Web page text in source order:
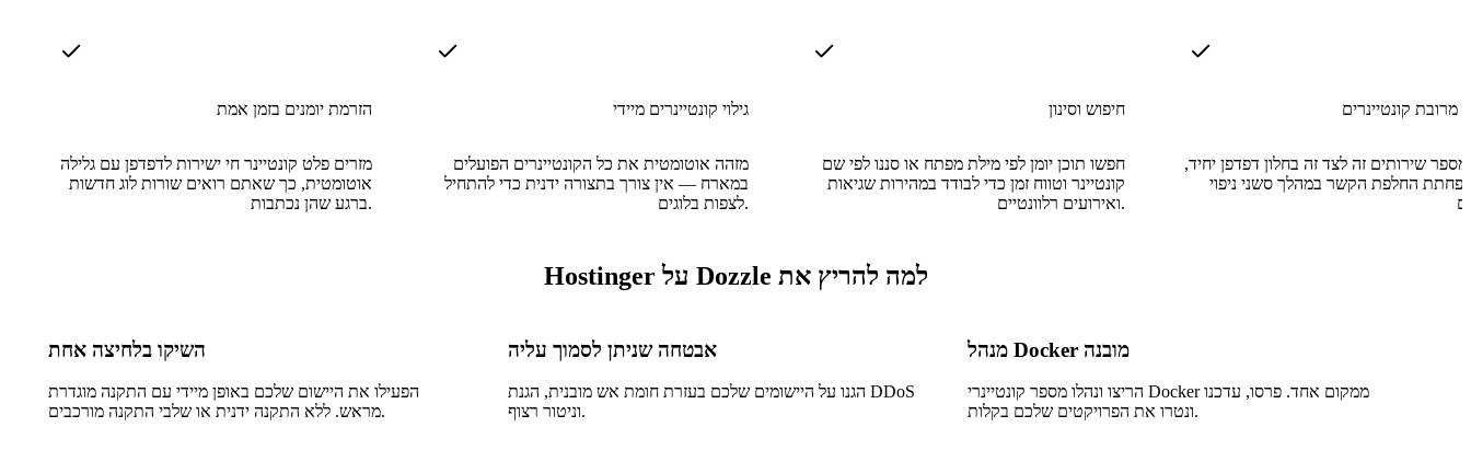
הזרמת יומנים בזמן אמת
מזרים פלט קונטיינר חי ישירות לדפדפן עם גלילה
אוטומטית, כך שאתם רואים שורות לוג חדשות
ברגע שהן נכתבות.
גילוי קונטיינרים מיידי
מזהה אוטומטית את כל הקונטיינרים הפועלים
במארח — אין צורך בתצורה ידנית כדי להתחיל
לצפות בלוגים.
חיפוש וסינון
חפשו תוכן יומן לפי מילת מפתח או סננו לפי שם
קונטיינר וטווח זמן כדי לבודד במהירות שגיאות
ואירועים רלוונטיים.
מרובת קונטיינרים
מספר שירותים זה לצד זה בחלון דפדפן יחיד,
החלפת הקשר במהלך סשני ניפוי
למה להריץ את Dozzle על Hostinger
השיקו בלחיצה אחת
הפעילו את היישום שלכם באופן מיידי עם התקנה מוגדרת
מראש. ללא התקנה ידנית או שלבי התקנה מורכבים.
אבטחה שניתן לסמוך עליה
הגנו על היישומים שלכם בעזרת חומת אש מובנית, הגנת DDoS
וניטור רצוף.
מנהל Docker מובנה
הריצו ונהלו מספר קונטיינרי Docker ממקום אחד. פרסו, עדכנו
ונטרו את הפרויקטים שלכם בקלות.